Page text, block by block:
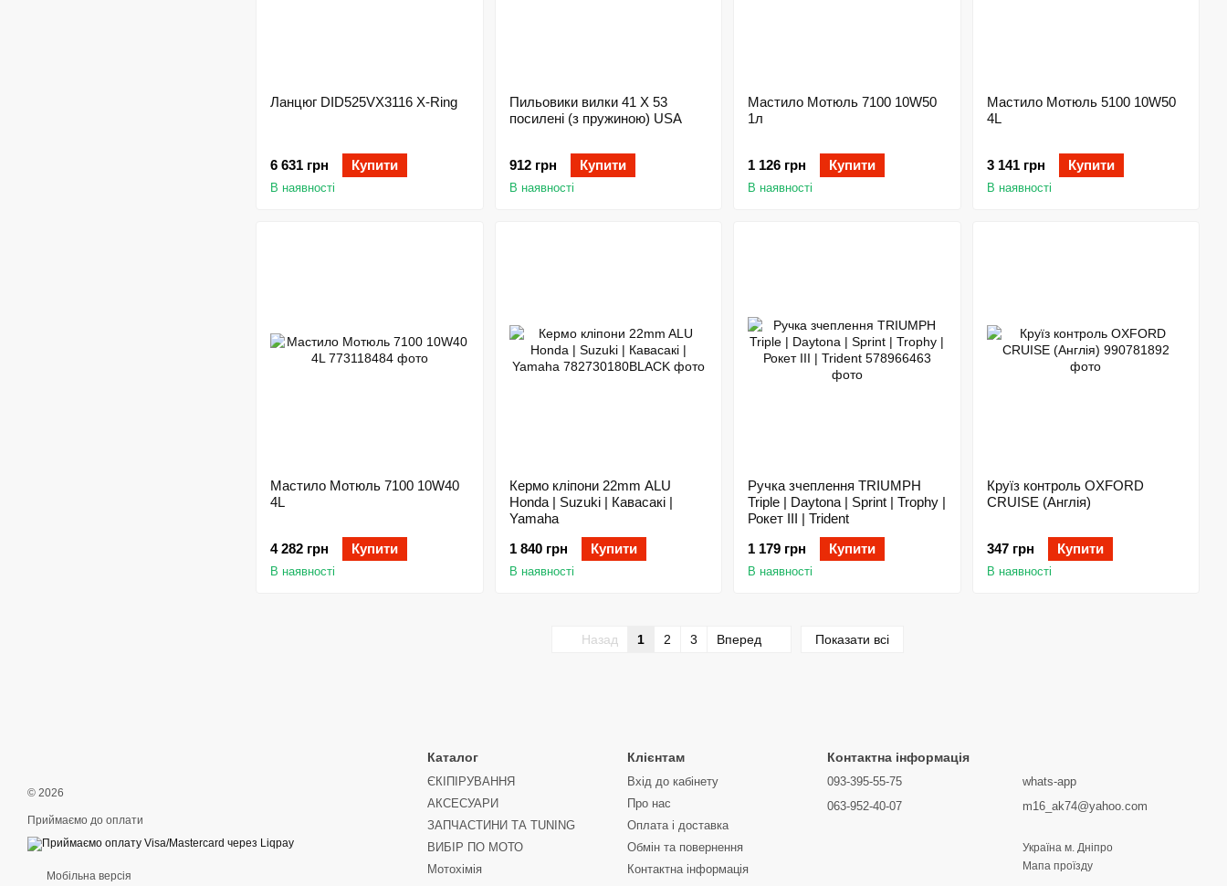
Ланцюг DID525VX3116 X-Ring
6 631 грн Купити
В наявності
Пильовики вилки 41 X 53
посилені (з пружиною) USA
912 грн Купити
В наявності
Мастило Мотюль 7100 10W50
1л
1 126 грн Купити
В наявності
Мастило Мотюль 5100 10W50
4L
3 141 грн Купити
В наявності
Мастило Мотюль 7100 10W40
4L
4 282 грн Купити
В наявності
Кермо кліпони 22mm ALU
Honda | Suzuki | Кавасакі |
Yamaha
1 840 грн
Купити
В наявності
Ручка зчеплення TRIUMPH
Triple | Daytona | Sprint | Trophy |
Рокет III | Trident
1 179 грн
Купити
В наявності
Круїз контроль OXFORD
CRUISE (Англія)
347 грн Купити
В наявності
Назад 1 2 3 Вперед Показати всі
© 2026
Приймаємо до оплати
Мобільна версія
Каталог
ЄКІПІРУВАННЯ
АКСЕСУАРИ
ЗАПЧАСТИНИ ТА ТUNING
ВИБІР ПО МОТО
Мотохімія
Клієнтам
Вхід до кабінету
Про нас
Оплата і доставка
Обмін та повернення
Контактна інформація
Контактна інформація
093-395-55-75
063-952-40-07
whats-app
m16_ak74@yahoo.com
Україна м. Дніпро
Мапа проїзду